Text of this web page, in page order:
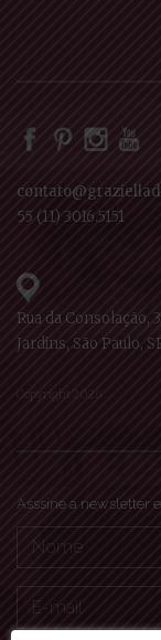
55 (11) 3016.5151
Rua da Consolação,
Jardins, São Paulo,
Copyright 2026
Asssine a newsletter